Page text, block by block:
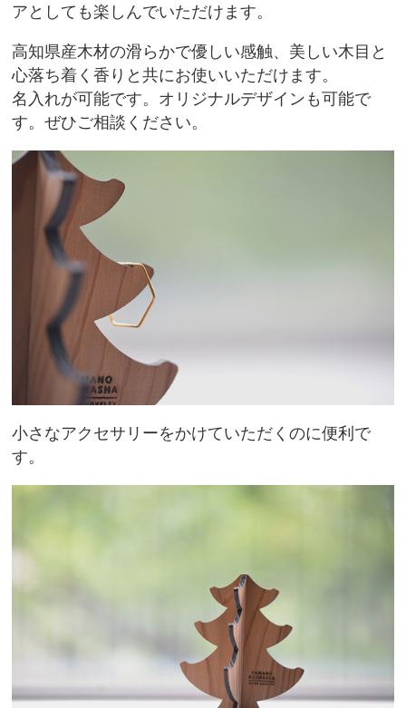
アとしても楽しんでいただけます。
高知県産木材の滑らかで優しい感触、美しい木目と
心落ち着く香りと共にお使いいただけます。
名入れが可能です。オリジナルデザインも可能で
す。ぜひご相談ください。
小さなアクセサリーをかけていただくのに便利で
す。